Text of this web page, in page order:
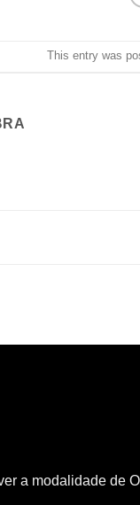
This entry was
a modalidade de